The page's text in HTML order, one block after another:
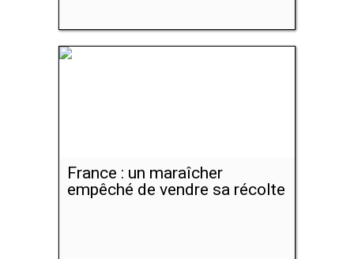
France : un maraîcher
empêché de vendre sa récolte